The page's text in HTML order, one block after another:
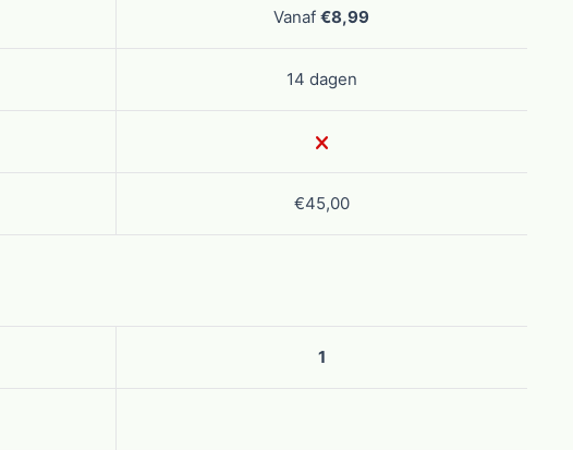
Vanaf€8,99
14 dagen
€45,00
1